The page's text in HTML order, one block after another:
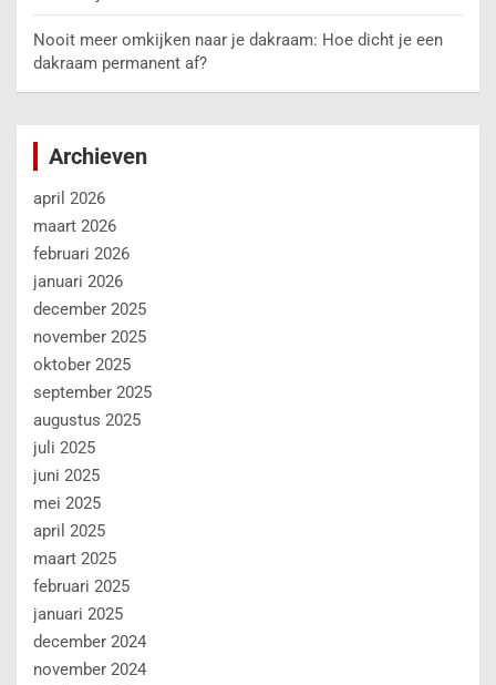
Nooit meer omkijken naar je dakraam: Hoe dicht je een
dakraam permanent af?
Archieven
april 2026
maart 2026
februari 2026
januari 2026
december 2025
november 2025
oktober 2025
september 2025
augustus 2025
juli 2025
juni 2025
mei 2025
april 2025
maart 2025
februari 2025
januari 2025
december 2024
november 2024